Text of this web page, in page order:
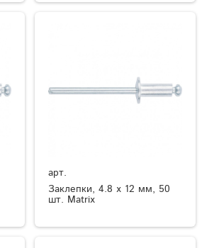
арт.
Заклепки, 4.8 х 12 мм, 50
шт. Matrix